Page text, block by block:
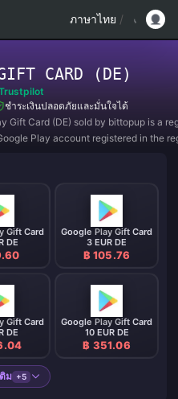
ภาษาไทย /
CARD (DE)
ชำระเงินปลอดภัยและมั่นใจได้
Gift Card (DE) sold by bittopup is a
Play account registered in the
Gift Card
DE
Google Play Gift Card
3 EUR DE
฿ 105.76
Gift Card
DE
Google Play Gift Card
10 EUR DE
฿ 351.06
ม +5